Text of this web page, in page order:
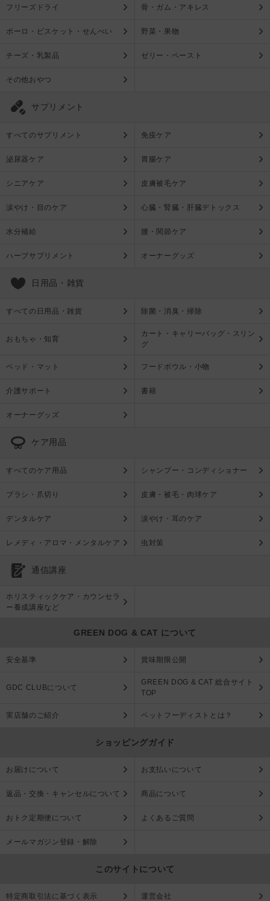
フリーズドライ 骨・ガム・アキレス
ボーロ・ビスケット・せんべい 野菜・果物
チーズ・乳製品 ゼリー・ペースト
その他おやつ
サプリメント
すべてのサプリメント 免疫ケア
泌尿器ケア 胃腸ケア
シニアケア 皮膚被毛ケア
涙やけ・目のケア 心臓・腎臓・肝臓デトックス
水分補給 腰・関節ケア
ハーブサプリメント オーナーグッズ
日用品・雑貨
すべての日用品・雑貨 除菌・消臭・掃除
おもちゃ・知育
カート・キャリーバッグ・スリン
グ
ベッド・マット フードボウル・小物
介護サポート 書籍
オーナーグッズ
ケア用品
すべてのケア用品 シャンプー・コンディショナー
ブラシ・爪切り 皮膚・被毛・肉球ケア
デンタルケア 涙やけ・耳のケア
レメディ・アロマ・メンタルケア 虫対策
通信講座
ホリスティックケア・カウンセラ
ー養成講座など
GREEN DOG & CAT について
安全基準 賞味期限公開
GDC CLUBについて
GREEN DOG & CAT 総合サイト
TOP
実店舗のご紹介 ペットフーディストとは？
ショッピングガイド
お届けについて お支払いについて
返品・交換・キャンセルについて 商品について
おトク定期便について よくあるご質問
メールマガジン登録・解除
このサイトについて
特定商取引法に基づく表示 運営会社